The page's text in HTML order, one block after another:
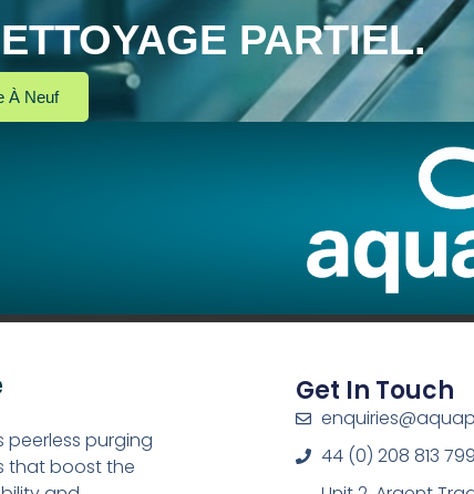
PARTIEL.
À Neuf
peerless purging
that boost the
Get In Touch
44 (0) 208 813